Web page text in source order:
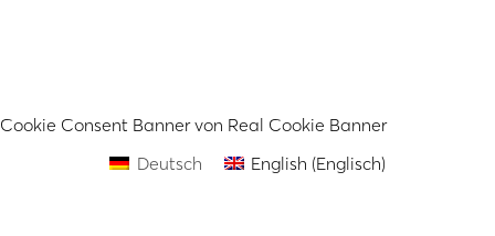
Cookie Consent Banner von Real Cookie Banner
Deutsch
English (Englisch)